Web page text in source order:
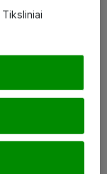
Tiksliniai